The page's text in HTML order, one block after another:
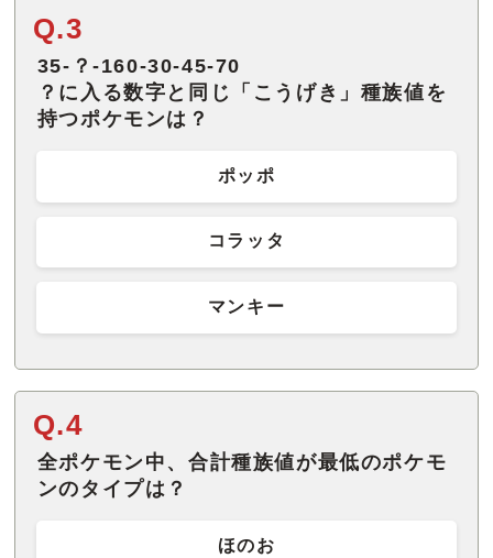
Q.3
35-？-160-30-45-70
？に入る数字と同じ「こうげき」種族値を
持つポケモンは？
ポッポ
コラッタ
マンキー
Q.4
全ポケモン中、合計種族値が最低のポケモ
ンのタイプは？
ほのお